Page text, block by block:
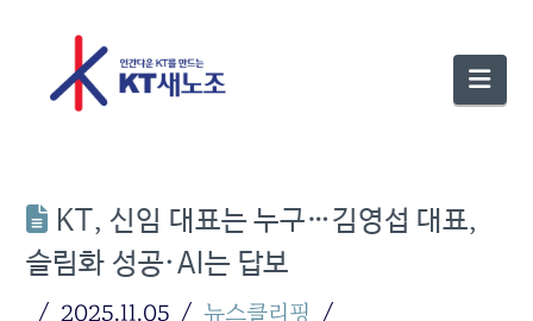
KT, 신임 대표는 누구…김영섭 대표,
슬림화 성공·AI는 답보
2025.11.05 뉴스클리핑